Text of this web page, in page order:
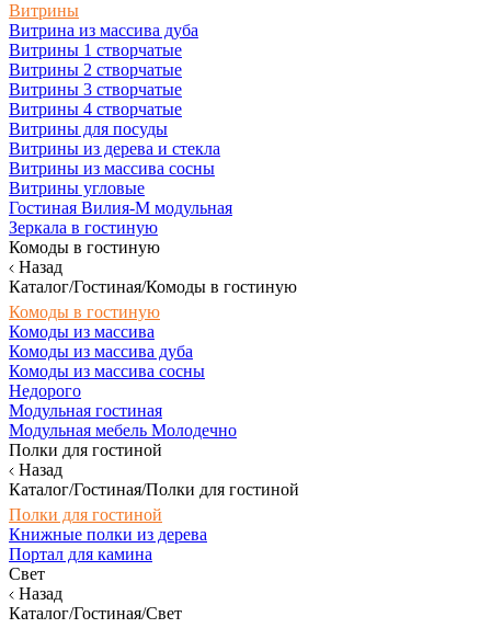
Витрины
Витрина из массива дуба
Витрины 1 створчатые
Витрины 2 створчатые
Витрины 3 створчатые
Витрины 4 створчатые
Витрины для посуды
Витрины из дерева и стекла
Витрины из массива сосны
Витрины угловые
Гостиная Вилия-М модульная
Зеркала в гостиную
Комоды в гостиную
Назад
Каталог/Гостиная/Комоды в гостиную
Комоды в гостиную
Комоды из массива
Комоды из массива дуба
Комоды из массива сосны
Недорого
Модульная гостиная
Модульная мебель Молодечно
Полки для гостиной
Назад
Каталог/Гостиная/Полки для гостиной
Полки для гостиной
Книжные полки из дерева
Портал для камина
Свет
Назад
Каталог/Гостиная/Свет